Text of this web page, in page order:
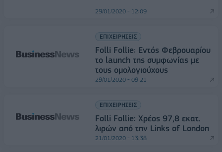
29/01/2020 - 12:09
ΕΠΙΧΕΙΡΗΣΕΙΣ
Folli Follie: Εντός Φεβρουαρίου
το launch της συμφωνίας με
τους ομολογιούχους
29/01/2020 - 09:21
ΕΠΙΧΕΙΡΗΣΕΙΣ
Folli Follie: Χρέος 97,8 εκατ.
λιρών από την Links of London
21/01/2020 - 13:38